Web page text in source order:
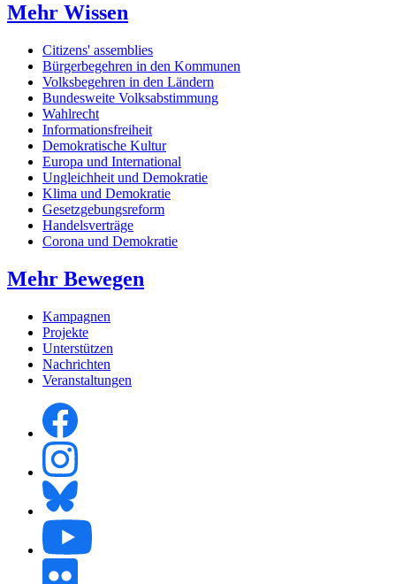
Mehr Wissen
Citizens' assemblies
Bürgerbegehren in den Kommunen
Volksbegehren in den Ländern
Bundesweite Volksabstimmung
Wahlrecht
Informationsfreiheit
Demokratische Kultur
Europa und International
Ungleichheit und Demokratie
Klima und Demokratie
Gesetzgebungsreform
Handelsverträge
Corona und Demokratie
Mehr Bewegen
Kampagnen
Projekte
Unterstützen
Nachrichten
Veranstaltungen